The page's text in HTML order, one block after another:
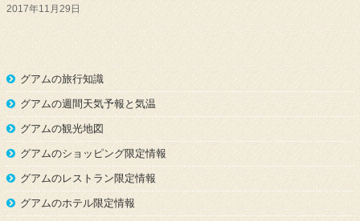
2017年11月29日
グアムの旅行知識
グアムの週間天気予報と気温
グアムの観光地図
グアムのショッピング限定情報
グアムのレストラン限定情報
グアムのホテル限定情報